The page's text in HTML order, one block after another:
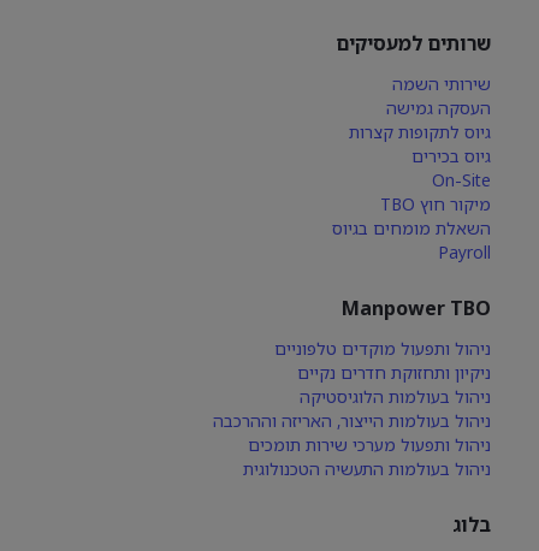
שרותים למעסיקים
שירותי השמה
העסקה גמישה
גיוס לתקופות קצרות
גיוס בכירים
On-Site
מיקור חוץ TBO
השאלת מומחים בגיוס
Payroll
Manpower TBO
ניהול ותפעול מוקדים טלפוניים
ניקיון ותחזוקת חדרים נקיים
ניהול בעולמות הלוגיסטיקה
ניהול בעולמות הייצור, האריזה וההרכבה
ניהול ותפעול מערכי שירות תומכים
ניהול בעולמות התעשיה הטכנולוגית
בלוג